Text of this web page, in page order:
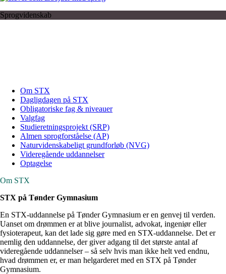
Sprogvidenskab
Om STX
Dagligdagen på STX
Obligatoriske fag & niveauer
Valgfag
Studieretningsprojekt (SRP)
Almen sprogforståelse (AP)
Naturvidenskabeligt grundforløb (NVG)
Videregående uddannelser
Optagelse
Om STX
STX på Tønder Gymnasium
En STX-uddannelse på Tønder Gymnasium er en genvej til verden.
Uanset om drømmen er at blive journalist, advokat, ingeniør eller
fysioterapeut, kan det lade sig gøre med en STX-uddannelse. Det er
nemlig den uddannelse, der giver adgang til det største antal af
videregående uddannelser – så selv hvis man ikke helt ved endnu,
hvad drømmen er, er man helgarderet med en STX på Tønder
Gymnasium.